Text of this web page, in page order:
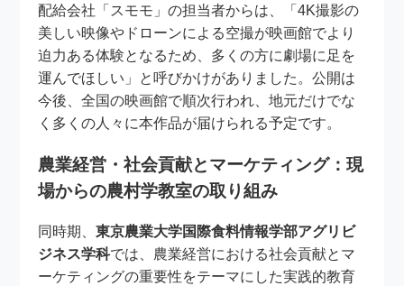
配給会社「スモモ」の担当者からは、「4K撮影の
美しい映像やドローンによる空撮が映画館でより
迫力ある体験となるため、多くの方に劇場に足を
運んでほしい」と呼びかけがありました。公開は
今後、全国の映画館で順次行われ、地元だけでな
く多くの人々に本作品が届けられる予定です。
農業経営・社会貢献とマーケティング：現
場からの農村学教室の取り組み
同時期、東京農業大学国際食料情報学部アグリビ
ジネス学科では、農業経営における社会貢献とマ
ーケティングの重要性をテーマにした実践的教育